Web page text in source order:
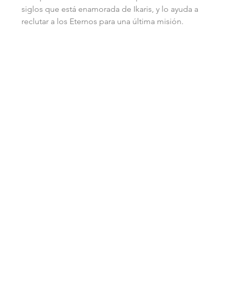
siglos que está enamorada de Ikaris, y lo ayuda a
reclutar a los Eternos para una última misión.